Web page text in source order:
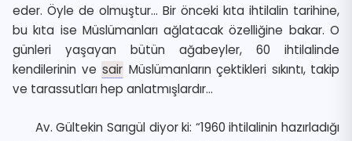
eder. Öyle de olmuştur… Bir önceki kıta ihtilalin tarihine,
bu kıta ise Müslümanları ağlatacak özelliğine bakar. O
günleri yaşayan bütün ağabeyler, 60 ihtilalinde
kendilerinin ve sair Müslümanların çektikleri sıkıntı, takip
ve tarassutları hep anlatmışlardır…
Av. Gültekin Sarıgül diyor ki: “1960 ihtilalinin hazırladığı